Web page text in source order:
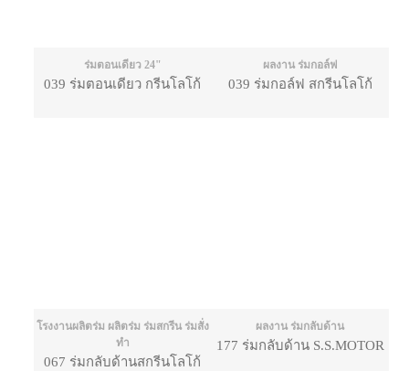
ร่มตอนเดียว 24"
039 ร่มตอนเดียว กรีนโลโก้
ผลงาน ร่มกอล์ฟ
039 ร่มกอล์ฟ สกรีนโลโก้
โรงงานผลิตร่ม ผลิตร่ม ร่มสกรีน ร่มสั่ง
ทำ
067 ร่มกลับด้านสกรีนโลโก้
ผลงาน ร่มกลับด้าน
177 ร่มกลับด้าน S.S.MOTOR